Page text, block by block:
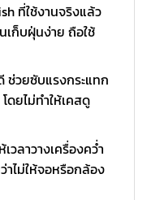
ที่ใช้งานจริงแล้ว
ก็บฝุ่นง่าย ถือใช้
ช่วยซับแรงกระแทก
ดยไม่ทำให้เคสดู
วลาวางเครื่องคว่ำ
าไม่ให้จอหรือกล้อง